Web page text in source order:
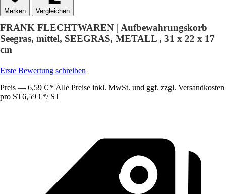
Vergleichen
FRANK FLECHTWAREN | Aufbewahrungskorb
Seegras, mittel, SEEGRAS, METALL , 31 x 22 x 17
cm
Erste Bewertung schreiben
Preis — 6,59 € * Alle Preise inkl. MwSt. und ggf. zzgl. Versandkosten
pro ST6,59 €*/ ST